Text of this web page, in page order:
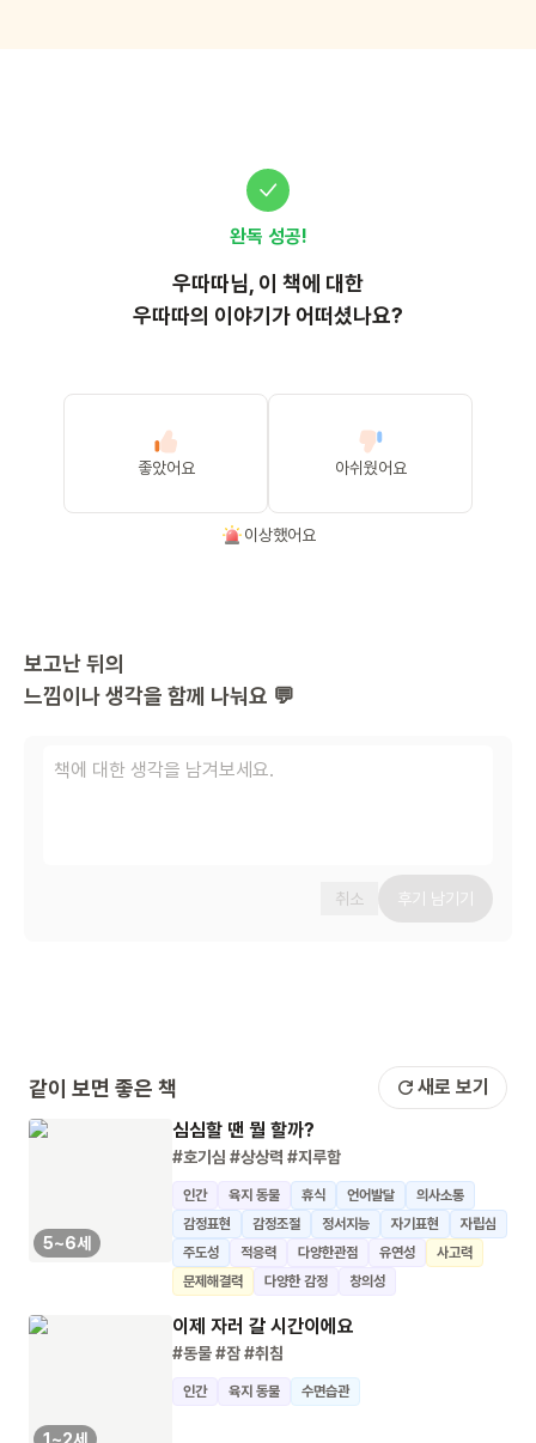
완독 성공!
우따따님, 이 책에 대한
우따따의 이야기가 어떠셨나요?
좋았어요 아쉬웠어요
이상했어요
보고난 뒤의
느낌이나 생각을 함께 나눠요 💬
취소 후기 남기기
같이 보면 좋은 책 새로 보기
5~6세
심심할 땐 뭘 할까?
#호기심 #상상력 #지루함
인간 육지 동물 휴식 언어발달
의사소통
감정표현
감정조절 정서지능 자기표현
자립심
주도성
적응력 다양한관점 유연성
사고력
문제해결력
다양한 감정 창의성
이제 자러 갈 시간이에요
#동물#잠#취침
인간 육지 동물 수면습관